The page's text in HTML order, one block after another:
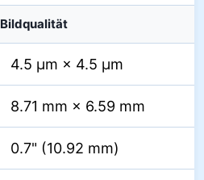
Bildqualität
4.5 µm × 4.5 µm
8.71 mm × 6.59 mm
0.7" (10.92 mm)